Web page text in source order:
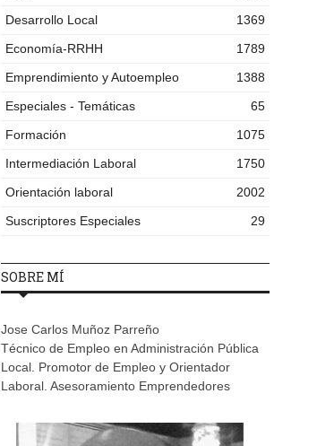
Desarrollo Local
1369
Economía-RRHH
1789
Emprendimiento y Autoempleo
1388
Especiales - Temáticas
65
Formación
1075
Intermediación Laboral
1750
Orientación laboral
2002
Suscriptores Especiales
29
SOBRE MÍ
Jose Carlos Muñoz Parreño
Técnico de Empleo en Administración Pública
Local. Promotor de Empleo y Orientador
Laboral. Asesoramiento Emprendedores